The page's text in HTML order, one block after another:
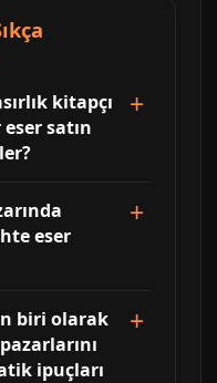
kitapçı
satın
eser
biri olarak
ipuçları